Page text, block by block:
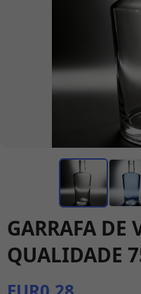
🛒
GARRAFA DE
QUALIDADE